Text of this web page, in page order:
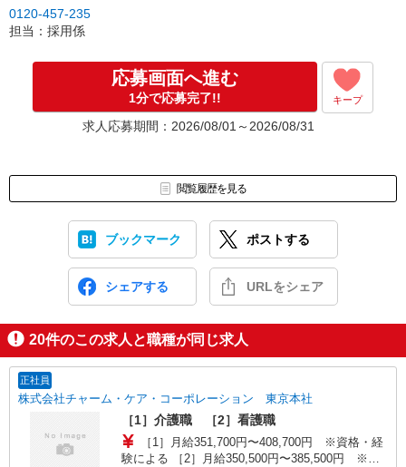
0120-457-235
担当：採用係
応募画面へ進む
1分で応募完了!! キープ
求人応募期間：2026/08/01～2026/08/31
閲覧履歴を見る
ブックマーク ポストする
シェアする URLをシェア
20件のこの求人と職種が同じ求人
正社員
株式会社チャーム・ケア・コーポレーション 東京本社
［1］介護職 ［2］看護職
［1］月給351,700円〜408,700円 ※資格・経
験による ［2］月給350,500円〜385,500円 ※経